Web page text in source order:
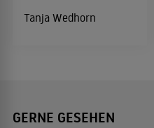
Tanja Wedhorn
GERNE GESEHEN